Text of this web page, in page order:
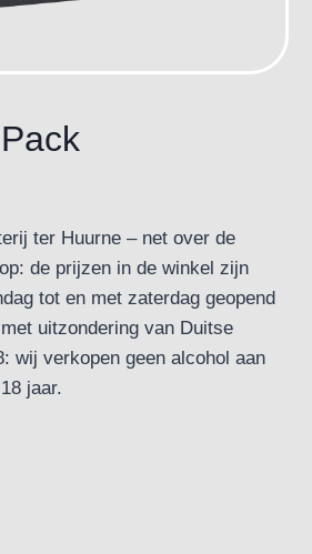
ter Huurne – net over de
de prijzen in de winkel zijn
tot en met zaterdag geopend
uitzondering van Duitse
wij verkopen geen alcohol aan
jaar.